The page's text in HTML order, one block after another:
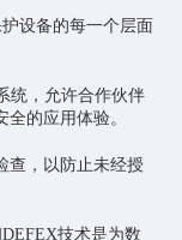
设备的每一个层面
统，允许合作伙伴
的应用体验。
查，以防止未经授
技术是为数